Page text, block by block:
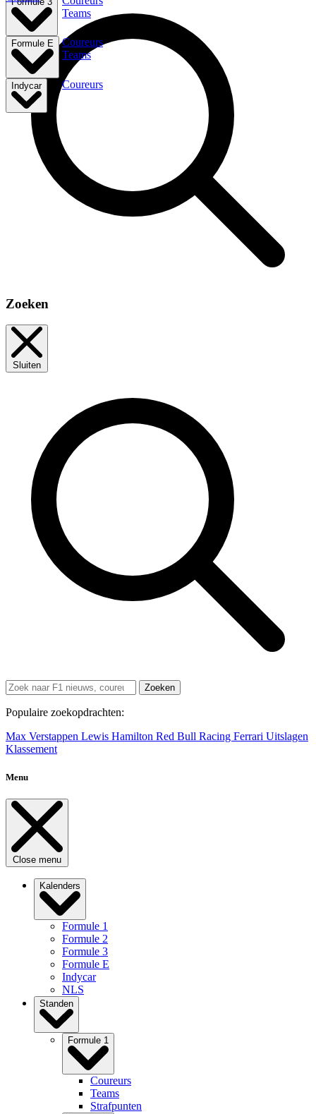
Teams
Formule E
Coureurs
Teams
Indycar Coureurs
Zoeken
Sluiten
Zoeken
Populaire zoekopdrachten:
Max Verstappen Lewis Hamilton Red Bull Racing Ferrari Uitslagen
Klassement
Menu
Close menu
Kalenders
Formule 1
Formule 2
Formule 3
Formule E
Indycar
NLS
Standen
Formule 1
Coureurs
Teams
Strafpunten